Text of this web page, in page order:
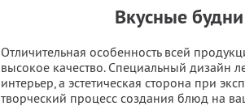
Вкусные
Отличительная особенность всей
высокое качество. Специальный дизайн
интерьер, а эстетическая сторона при
творческий процесс создания блюд на